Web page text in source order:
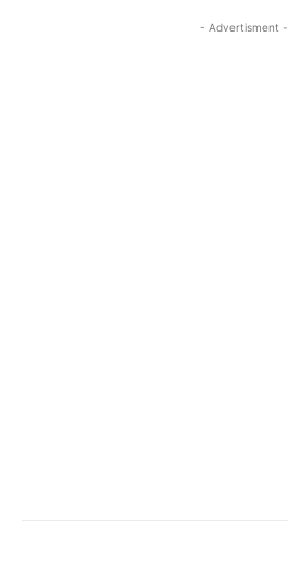
- Advertisment -